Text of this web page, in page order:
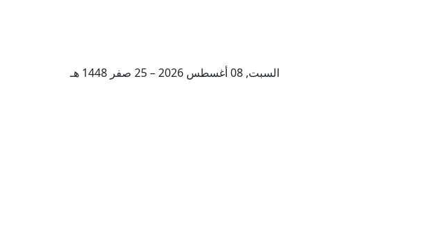
السبت, 08 أغسطس 2026 – 25 صفر 1448 هـ